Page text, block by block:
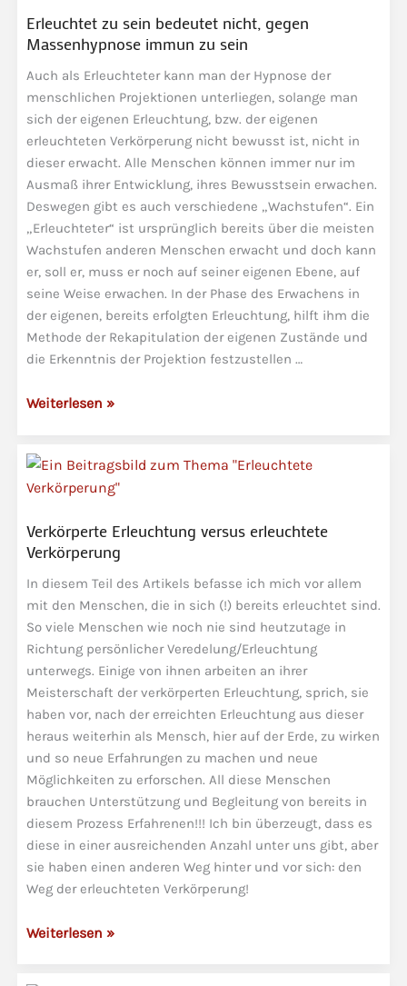
Erleuchtet zu sein bedeutet nicht, gegen
Massenhypnose immun zu sein
Auch als Erleuchteter kann man der Hypnose der
menschlichen Projektionen unterliegen, solange man
sich der eigenen Erleuchtung, bzw. der eigenen
erleuchteten Verkörperung nicht bewusst ist, nicht in
dieser erwacht. Alle Menschen können immer nur im
Ausmaß ihrer Entwicklung, ihres Bewusstsein erwachen.
Deswegen gibt es auch verschiedene „Wachstufen“. Ein
„Erleuchteter“ ist ursprünglich bereits über die meisten
Wachstufen anderen Menschen erwacht und doch kann
er, soll er, muss er noch auf seiner eigenen Ebene, auf
seine Weise erwachen. In der Phase des Erwachens in
der eigenen, bereits erfolgten Erleuchtung, hilft ihm die
Methode der Rekapitulation der eigenen Zustände und
die Erkenntnis der Projektion festzustellen …
Erleuchtet
bedeutet
nicht,
Massenhypnose
immun
zu
sein
Weiterlesen »
Verkörperte Erleuchtung versus erleuchtete
Verkörperung
In diesem Teil des Artikels befasse ich mich vor allem
mit den Menschen, die in sich (!) bereits erleuchtet sind.
So viele Menschen wie noch nie sind heutzutage in
Richtung persönlicher Veredelung/Erleuchtung
unterwegs. Einige von ihnen arbeiten an ihrer
Meisterschaft der verkörperten Erleuchtung, sprich, sie
haben vor, nach der erreichten Erleuchtung aus dieser
heraus weiterhin als Mensch, hier auf der Erde, zu wirken
und so neue Erfahrungen zu machen und neue
Möglichkeiten zu erforschen. All diese Menschen
brauchen Unterstützung und Begleitung von bereits in
diesem Prozess Erfahrenen!!! Ich bin überzeugt, dass es
diese in einer ausreichenden Anzahl unter uns gibt, aber
sie haben einen anderen Weg hinter und vor sich: den
Weg der erleuchteten Verkörperung!
Verkörperte
Weiterlesen »